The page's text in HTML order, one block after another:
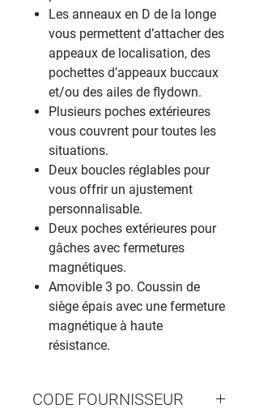
Les anneaux en D de la longe
vous permettent d’attacher des
appeaux de localisation, des
pochettes d’appeaux buccaux
et/ou des ailes de flydown.
Plusieurs poches extérieures
vous couvrent pour toutes les
situations.
Deux boucles réglables pour
vous offrir un ajustement
personnalisable.
Deux poches extérieures pour
gâches avec fermetures
magnétiques.
Amovible 3 po. Coussin de
siège épais avec une fermeture
magnétique à haute
résistance.
CODE FOURNISSEUR